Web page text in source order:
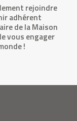
rejoindre
adhérent
de la Maison
vous engager
!